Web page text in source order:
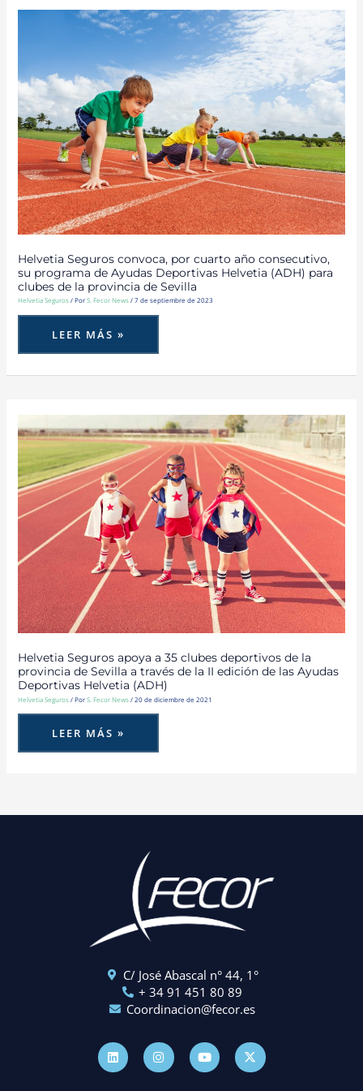
Helvetia Seguros convoca, por cuarto año consecutivo,
su programa de Ayudas Deportivas Helvetia (ADH) para
clubes de la provincia de Sevilla
Helvetia Seguros/ PorS. Fecor News/7 de septiembre de 2023
HELVETIA
SEGUROS
CONVOCA,
CONSECUTIVO,
SU
PROGRAMA
DE
AYUDAS
DEPORTIVAS
HELVETIA
(ADH)
PARA
CLUBES
DE
LA
PROVINCIA
DE
SEVILLA
LEER MÁS »
Helvetia Seguros apoya a 35 clubes deportivos de la
provincia de Sevilla a través de la II edición de las Ayudas
Deportivas Helvetia (ADH)
Helvetia Seguros/ PorS. Fecor News/20 de diciembre de 2021
HELVETIA
SEGUROS
APOYA
A
35
CLUBES
DEPORTIVOS
DE
LA
PROVINCIA
SEVILLA
A
TRAVÉS
LA
II
EDICIÓN
DE
LAS
AYUDAS
DEPORTIVAS
HELVETIA
LEER MÁS »
C/ José Abascal n° 44, 1°
+ 34 91 451 80 89
Coordinacion@fecor.es
L
i
n
k
I
n
s
t
Y
o
u
t
X
-
t
w